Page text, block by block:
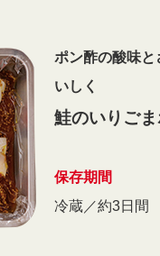
ポン酢の酸味
いしく
鮭のいりご
保存期間
冷蔵／約3日間